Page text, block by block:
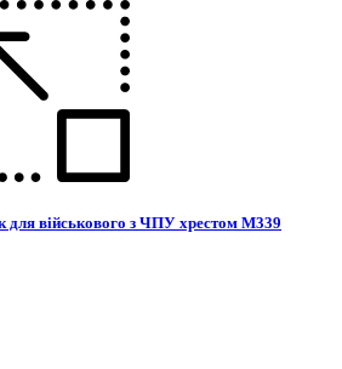
для військового з ЧПУ хрестом М339